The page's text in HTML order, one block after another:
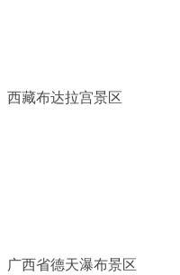
西藏布达拉宫景区
广西省德天瀑布景区